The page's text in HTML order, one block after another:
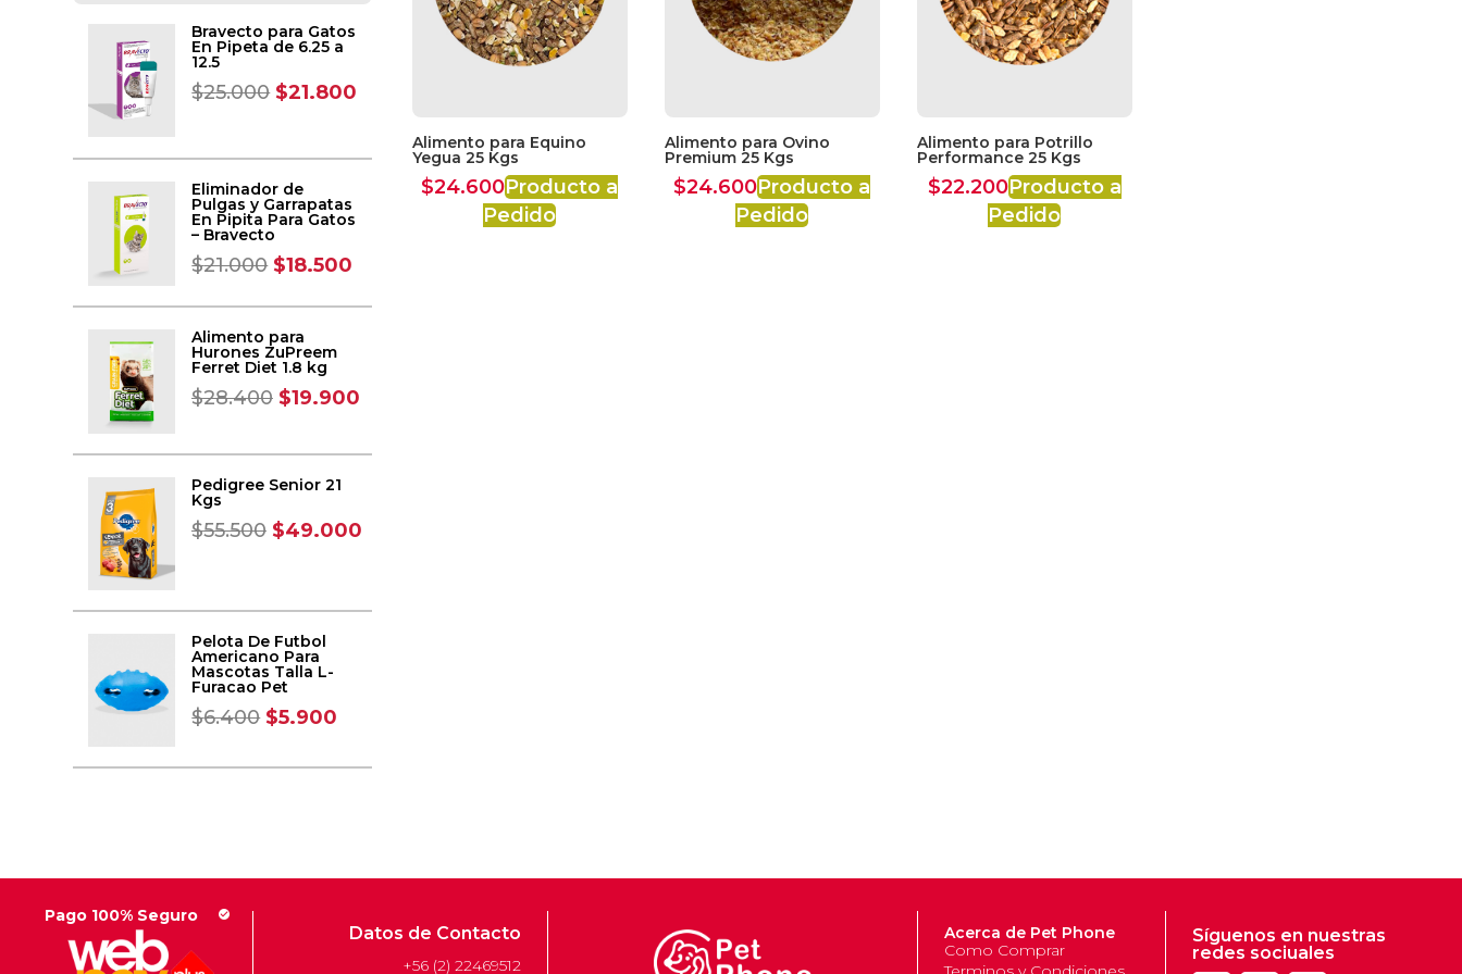
Bravecto para Gatos
En Pipeta de 6.25 a
12.5
$25.000 $21.800
Eliminador de
Pulgas y Garrapatas
En Pipita Para Gatos
– Bravecto
$21.000 $18.500
Alimento para
Hurones ZuPreem
Ferret Diet 1.8 kg
$28.400 $19.900
Pedigree Senior 21
Kgs
$55.500 $49.000
Pelota De Futbol
Americano Para
Mascotas Talla L-
Furacao Pet
$6.400 $5.900
Alimento para Equino
Yegua 25 Kgs
$24.600Producto a
Pedido
Alimento para Ovino
Premium 25 Kgs
$24.600Producto a
Pedido
Alimento para Potrillo
Performance 25 Kgs
$22.200Producto a
Pedido
Pago 100% Seguro check_circle
Datos de Contacto
+56 (2) 22469512
Acerca de Pet Phone
Como Comprar
Síguenos en nuestras
redes sociuales